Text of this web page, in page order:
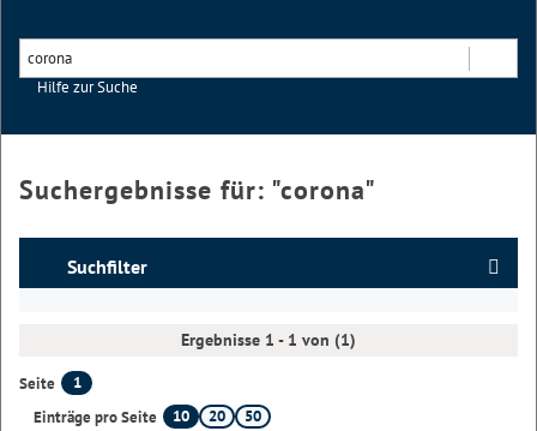
Hilfe zur Suche
Suchergebnisse für: "corona"
Suchfilter
Ergebnisse 1 - 1 von (1)
Seite
1
Einträge pro Seite
10 20 50